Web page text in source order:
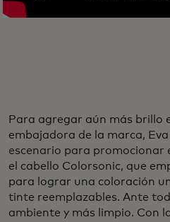
Para agregar aún más brillo
embajadora de la marca,
escenario para promocionar
el cabello Colorsonic, que
para lograr una coloración
tinte reemplazables. Ante
ambiente y más limpio. Con